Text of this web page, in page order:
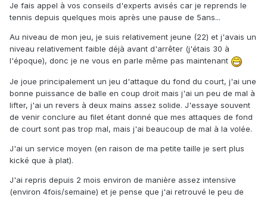
Je fais appel à vos conseils d'experts avisés car je reprends le
tennis depuis quelques mois après une pause de 5ans...
Au niveau de mon jeu, je suis relativement jeune (22) et j'avais un
niveau relativement faible déjà avant d'arrêter (j'étais 30 à
l'époque), donc je ne vous en parle même pas maintenant
Je joue principalement un jeu d'attaque du fond du court, j'ai une
bonne puissance de balle en coup droit mais j'ai un peu de mal à
lifter, j'ai un revers à deux mains assez solide. J'essaye souvent
de venir conclure au filet étant donné que mes attaques de fond
de court sont pas trop mal, mais j'ai beaucoup de mal à la volée.
J'ai un service moyen (en raison de ma petite taille je sert plus
kické que à plat).
J'ai repris depuis 2 mois environ de manière assez intensive
(environ 4fois/semaine) et je pense que j'ai retrouvé le peu de